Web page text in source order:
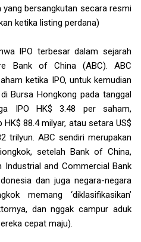
yang bersangkutan secara resmi
ketika listing perdana)
IPO terbesar dalam sejarah
Bank of China (ABC). ABC
ketika IPO, untuk kemudian
Bursa Hongkong pada tanggal
IPO HK$ 3.48 per saham,
88.4 milyar, atau setara US$
trilyun. ABC sendiri merupakan
setelah Bank of China,
Industrial and Commercial Bank
dan juga negara-negara
memang ‘diklasifikasikan’
dan nggak campur aduk
cepat maju).